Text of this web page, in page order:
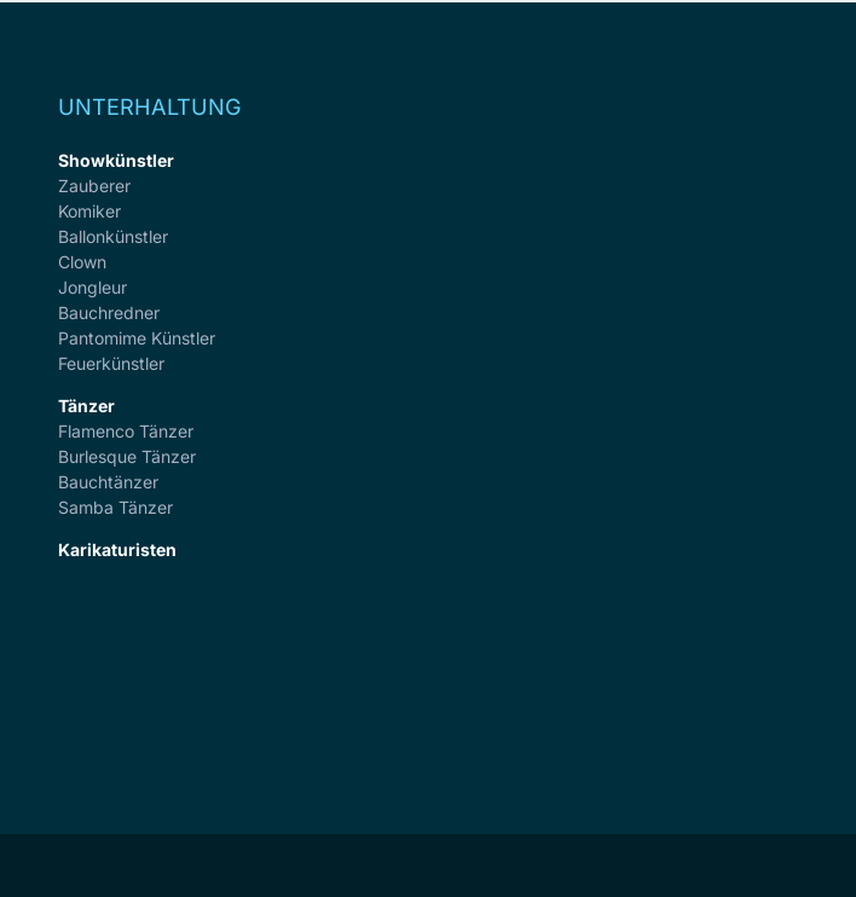
UNTERHALTUNG
Showkünstler
Zauberer
Komiker
Ballonkünstler
Clown
Jongleur
Bauchredner
Pantomime Künstler
Feuerkünstler
Tänzer
Flamenco Tänzer
Burlesque Tänzer
Bauchtänzer
Samba Tänzer
Karikaturisten